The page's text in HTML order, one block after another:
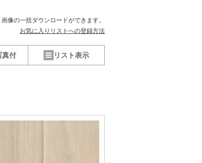
画像の一括ダウンロードができます。
お気に入りリストへの登録方法
真付 リスト表示